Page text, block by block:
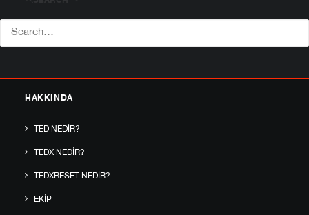
HAKKINDA
TED NEDIR?
TEDX NEDIR?
TEDXRESET NEDIR?
EKIP